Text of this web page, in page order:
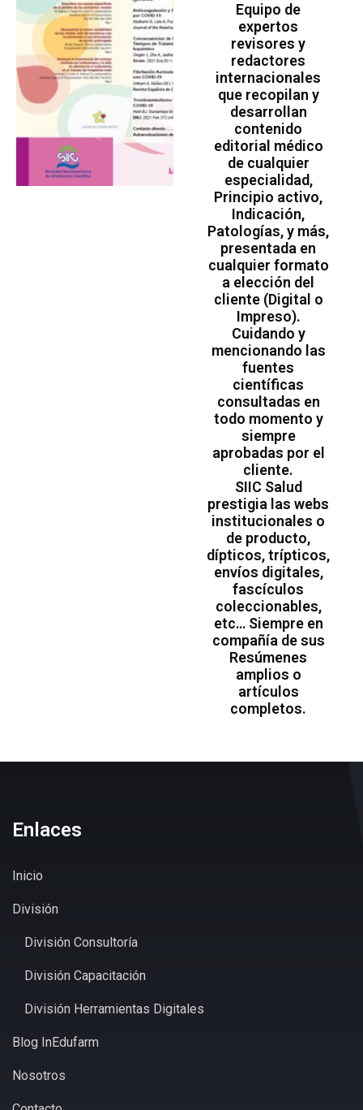
Equipo de
expertos
revisores y
redactores
internacionales
que recopilan y
desarrollan
contenido
editorial médico
de cualquier
especialidad,
Principio activo,
Indicación,
Patologías, y más,
presentada en
cualquier formato
a elección del
cliente (Digital o
Impreso).
Cuidando y
mencionando las
fuentes
científicas
consultadas en
todo momento y
siempre
aprobadas por el
cliente.
SIIC Salud
prestigia las webs
institucionales o
de producto,
dípticos, trípticos,
envíos digitales,
fascículos
coleccionables,
etc… Siempre en
compañía de sus
Resúmenes
amplios o
artículos
completos.
Enlaces
Inicio
División
División Consultoría
División Capacitación
División Herramientas Digitales
Blog InEdufarm
Nosotros